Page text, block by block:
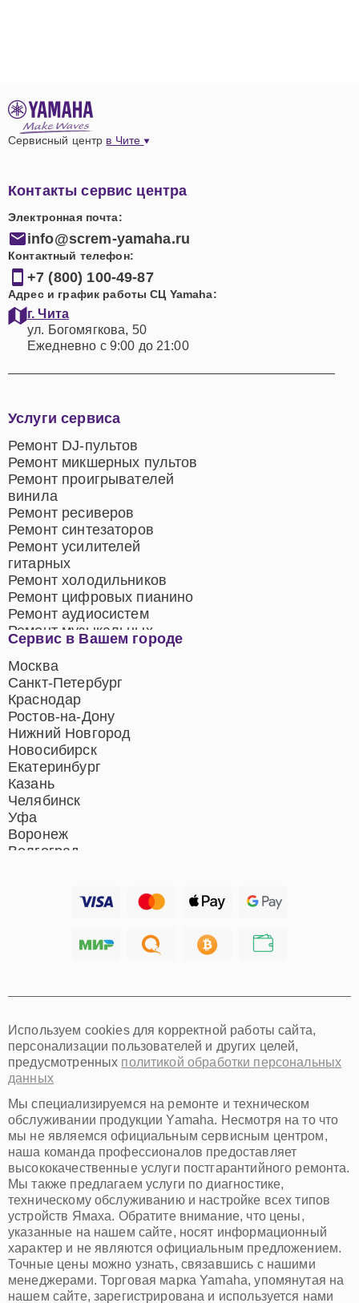
Сервисный центр в Чите
Контакты сервис центра
Электронная почта:
info@screm-yamaha.ru
Контактный телефон:
+7 (800) 100-49-87
Адрес и график работы СЦ Yamaha:
г. Чита
ул. Богомягкова, 50
Ежедневно с 9:00 до 21:00
Сервис в Вашем городе
Москва
Санкт-Петербург
Краснодар
Ростов-на-Дону
Нижний Новгород
Новосибирск
Екатеринбург
Казань
Челябинск
Уфа
Воронеж
Волгоград
Хабаровск
Омск
Красноярск
Пермь
Ульяновск
Киров
Архангельск
Астрахань
Белгород
Благовещенск
Брянск
Владивосток
Владикавказ
Владимир
Волжский
Вологда
Грозный
Услуги сервиса
Ремонт DJ-пультов
Ремонт микшерных пультов
Ремонт проигрывателей
винила
Ремонт ресиверов
Ремонт синтезаторов
Ремонт усилителей
гитарных
Ремонт холодильников
Ремонт цифровых пианино
Ремонт аудиосистем
Ремонт музыкальных
центров
Ремонт домашних
кинотеатров
Ремонт микрофонов
Ремонт акустических
систем
Используем cookies для корректной работы сайта,
персонализации пользователей и других целей,
предусмотренных политикой обработки персональных
данных
Мы специализируемся на ремонте и техническом
обслуживании продукции Yamaha. Несмотря на то что
мы не являемся официальным сервисным центром,
наша команда профессионалов предоставляет
высококачественные услуги постгарантийного ремонта.
Мы также предлагаем услуги по диагностике,
техническому обслуживанию и настройке всех типов
устройств Ямаха. Обратите внимание, что цены,
указанные на нашем сайте, носят информационный
характер и не являются официальным предложением.
Точные цены можно узнать, связавшись с нашими
менеджерами. Торговая марка Yamaha, упомянутая на
нашем сайте, зарегистрирована и используется нами